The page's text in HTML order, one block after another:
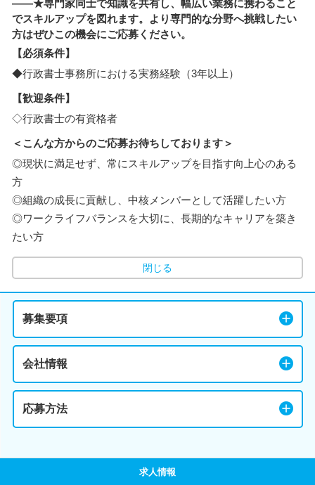
――★専門家同士で知識を共有し、幅広い業務に携わること
でスキルアップを図れます。より専門的な分野へ挑戦したい
方はぜひこの機会にご応募ください。
【必須条件】
◆行政書士事務所における実務経験（3年以上）
【歓迎条件】
◇行政書士の有資格者
＜こんな方からのご応募お待ちしております＞
◎現状に満足せず、常にスキルアップを目指す向上心のある
方
◎組織の成長に貢献し、中核メンバーとして活躍したい方
◎ワークライフバランスを大切に、長期的なキャリアを築き
たい方
閉じる
募集要項
会社情報
応募方法
求人情報